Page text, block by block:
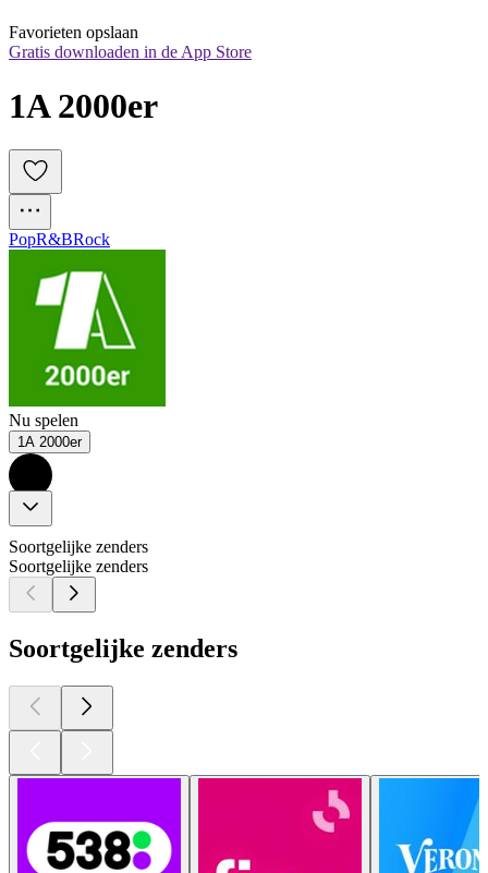
Favorieten opslaan
Gratis downloaden in de App Store
1A 2000er
PopR&BRock
Nu spelen
1A 2000er
Soortgelijke zenders
Soortgelijke zenders
Soortgelijke zenders